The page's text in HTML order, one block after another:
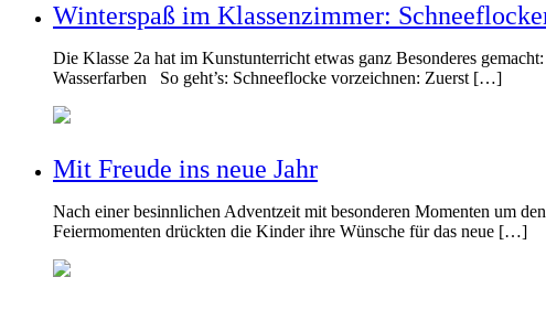
Winterspaß im Klassenzimmer:
Die Klasse 2a hat im Kunstunterricht etwas ganz Besonderes
Wasserfarben So geht’s: Schneeflocke vorzeichnen: Zuerst […]
Mit Freude ins neue Jahr
Nach einer besinnlichen Adventzeit mit besonderen Momenten um
Feiermomenten drückten die Kinder ihre Wünsche für das neue […]